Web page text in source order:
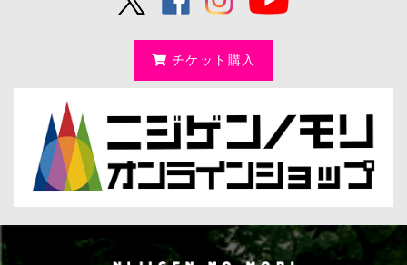
チケット購入